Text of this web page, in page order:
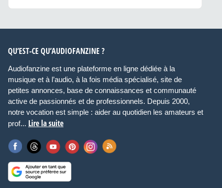
QU’EST-CE QU’AUDIOFANZINE ?
Audiofanzine est une plateforme en ligne dédiée à la
musique et à l’audio, à la fois média spécialisé, site de
petites annonces, base de connaissances et communauté
active de passionnés et de professionnels. Depuis 2000,
notre vocation est simple : aider au quotidien les amateurs et
prof... Lire la suite